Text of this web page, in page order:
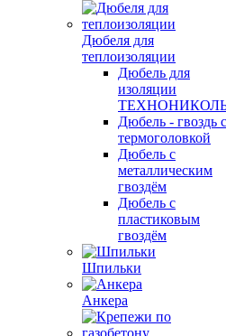
Дюбеля для
теплоизоляции
Дюбель для
изоляции
Дюбель - гвоздь с
термоголовкой
Дюбель с
металлическим
гвоздём
Дюбель с
пластиковым
гвоздём
Шпильки
Анкера